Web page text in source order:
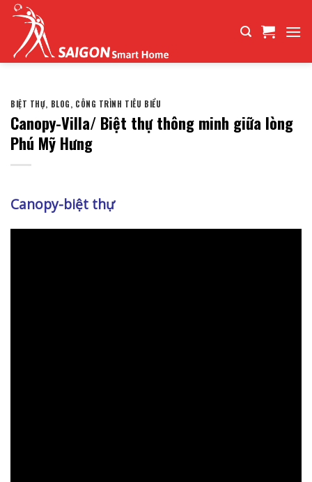
dung
BIỆT THỰ, BLOG, CÔNG TRÌNH TIÊU BIỂU
Canopy-Villa/ Biệt thự thông minh giữa lòng
Phú Mỹ Hưng
Canopy-biệt thự